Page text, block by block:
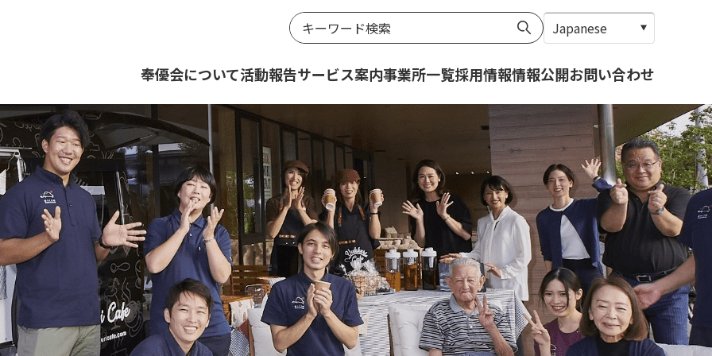
奉優会について活動報告サービス案内事業所一覧採用情報情報公開お問い合わせ